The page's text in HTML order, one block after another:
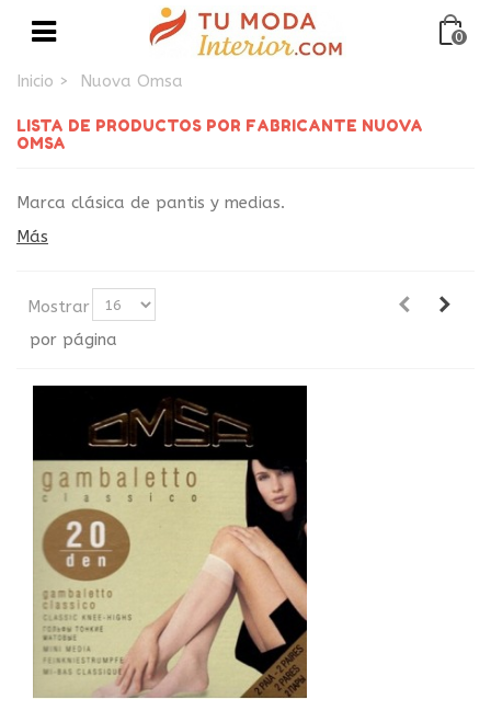
0
Inicio > Nuova Omsa
LISTA DE PRODUCTOS POR FABRICANTE NUOVA
OMSA
Marca clásica de pantis y medias.
Más
Mostrar
por página